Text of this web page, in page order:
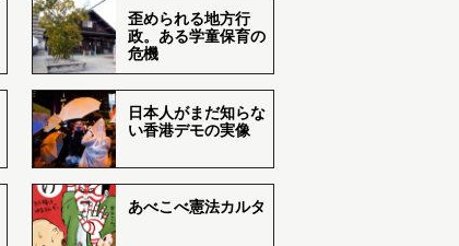
歪められる地方行
政。ある学童保育の
危機
日本人がまだ知らな
い香港デモの実像
あべこべ憲法カルタ